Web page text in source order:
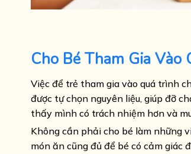
Cho Bé Tham Gia Vào
Việc để trẻ tham gia vào quá trình
được tự chọn nguyên liệu, giúp đỡ
thấy mình có trách nhiệm hơn và
Không cần phải cho bé làm những
món ăn cũng đủ để bé có cảm giác